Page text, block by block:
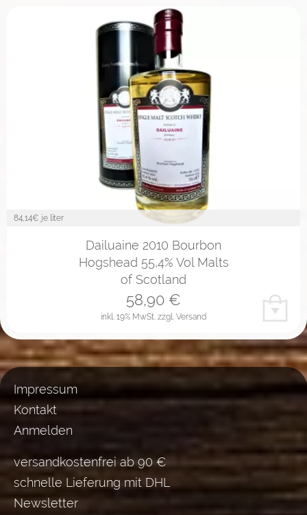
84,14€ je liter
Dailuaine 2010 Bourbon
Hogshead 55,4% Vol Malts
of Scotland
inkl. 19% MwSt. zzgl. Versand
58,90 €
Impressum
Kontakt
Anmelden
versandkostenfrei ab 90 €
schnelle Lieferung mit DHL
Newsletter